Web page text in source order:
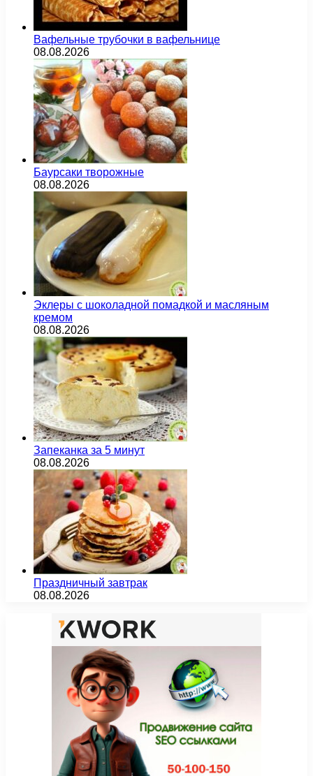
Вафельные трубочки в вафельнице
08.08.2026
Баурсаки творожные
08.08.2026
Эклеры с шоколадной помадкой и масляным
кремом
08.08.2026
Запеканка за 5 минут
08.08.2026
Праздничный завтрак
08.08.2026